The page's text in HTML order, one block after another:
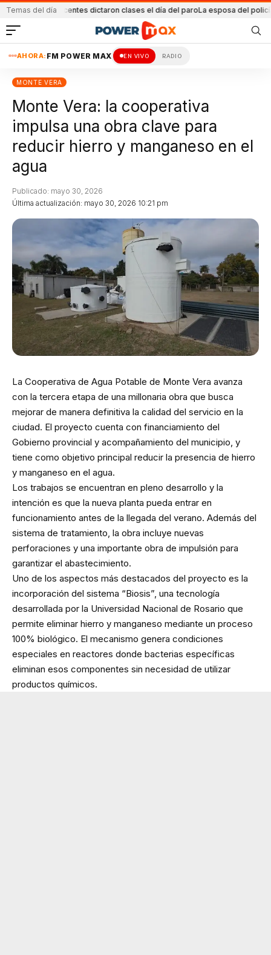
Temas del día
docentes dictaron clases el día del paroLa esposa del policía relató la
AHORA: FM POWER MAX EN VIVO RADIO
MONTE VERA
Monte Vera: la cooperativa
impulsa una obra clave para
reducir hierro y manganeso en el
agua
Última actualización: mayo 30, 2026 10:21 pm
Publicado: mayo 30, 2026
La Cooperativa de Agua Potable de Monte Vera avanza
con la tercera etapa de una millonaria obra que busca
mejorar de manera definitiva la calidad del servicio en la
ciudad. El proyecto cuenta con financiamiento del
Gobierno provincial y acompañamiento del municipio, y
tiene como objetivo principal reducir la presencia de hierro
y manganeso en el agua.
Los trabajos se encuentran en pleno desarrollo y la
intención es que la nueva planta pueda entrar en
funcionamiento antes de la llegada del verano. Además del
sistema de tratamiento, la obra incluye nuevas
perforaciones y una importante obra de impulsión para
garantizar el abastecimiento.
Uno de los aspectos más destacados del proyecto es la
incorporación del sistema “Biosis”, una tecnología
desarrollada por la Universidad Nacional de Rosario que
permite eliminar hierro y manganeso mediante un proceso
100% biológico. El mecanismo genera condiciones
especiales en reactores donde bacterias específicas
eliminan esos componentes sin necesidad de utilizar
productos químicos.